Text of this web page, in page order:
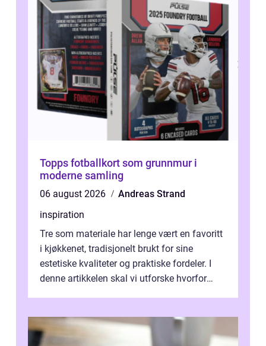
Topps fotballkort som grunnmur i
moderne samling
06 august 2026
Andreas Strand
inspiration
Tre som materiale har lenge vært en favoritt
i kjøkkenet, tradisjonelt brukt for sine
estetiske kvaliteter og praktiske fordeler. I
denne artikkelen skal vi utforske hvorfor